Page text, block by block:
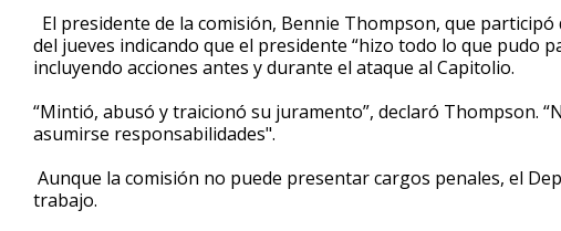
El presidente de la comisión, Bennie Thompson, que
del jueves indicando que el presidente “hizo todo lo que pudo
incluyendo acciones antes y durante el ataque al Capitolio.
“Mintió, abusó y traicionó su juramento”, declaró Thompson.
asumirse responsabilidades".
Aunque la comisión no puede presentar cargos penales, el
trabajo.